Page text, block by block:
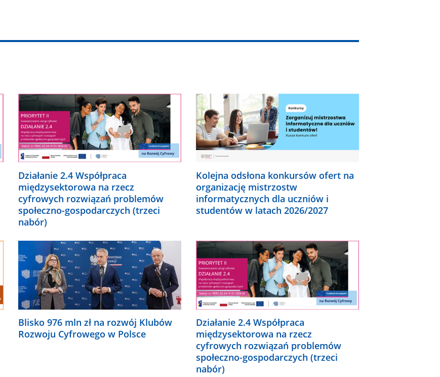
Działanie 2.4 Współpraca
międzysektorowa na rzecz
cyfrowych rozwiązań problemów
społeczno-gospodarczych (trzeci
nabór)
Kolejna odsłona konkursów ofert na
organizację mistrzostw
informatycznych dla uczniów i
studentów w latach 2026/2027
Blisko 976 mln zł na rozwój Klubów
Rozwoju Cyfrowego w Polsce
Działanie 2.4 Współpraca
międzysektorowa na rzecz
cyfrowych rozwiązań problemów
społeczno-gospodarczych (trzeci
nabór)